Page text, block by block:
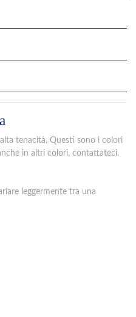
tenacità. Questi sono i colori
in altri colori, contattateci.
leggermente tra una